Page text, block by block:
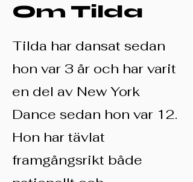
Om Tilda
Tilda har dansat sedan
hon var 3 år och har varit
en del av New York
Dance sedan hon var 12.
Hon har tävlat
framgångsrikt både